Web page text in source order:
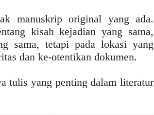
manuskrip original yang ada.
kisah kejadian yang sama,
sama, tetapi pada lokasi yang
dan ke-otentikan dokumen.
tulis yang penting dalam literatur